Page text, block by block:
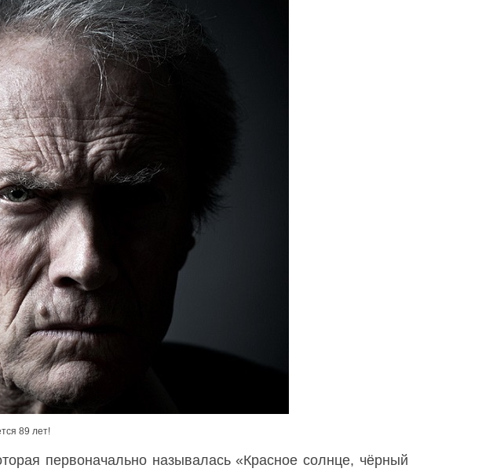
89 лет!
первоначально называлась «Красное солнце, чёрный